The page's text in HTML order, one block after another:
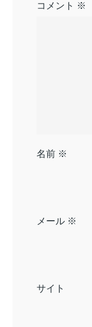
コメント ※
名前 ※
メール ※
サイト